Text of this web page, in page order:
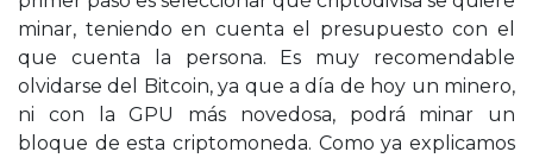
minar, teniendo en cuenta el presupuesto con el
que cuenta la persona. Es muy recomendable
olvidarse del Bitcoin, ya que a día de hoy un minero,
ni con la GPU más novedosa, podrá minar un
bloque de esta criptomoneda. Como ya explicamos